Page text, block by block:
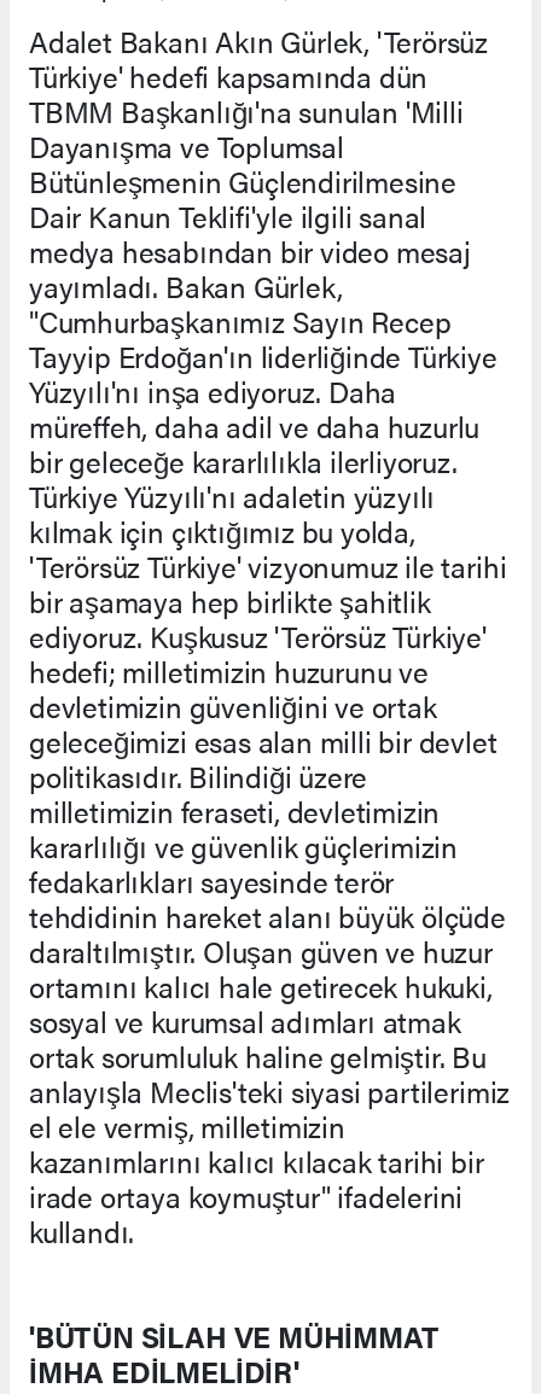
Adalet Bakanı Akın Gürlek, 'Terörsüz
Türkiye' hedefi kapsamında dün
TBMM Başkanlığı'na sunulan 'Milli
Dayanışma ve Toplumsal
Bütünleşmenin Güçlendirilmesine
Dair Kanun Teklifi'yle ilgili sanal
medya hesabından bir video mesaj
yayımladı. Bakan Gürlek,
"Cumhurbaşkanımız Sayın Recep
Tayyip Erdoğan'ın liderliğinde Türkiye
Yüzyılı'nı inşa ediyoruz. Daha
müreffeh, daha adil ve daha huzurlu
bir geleceğe kararlılıkla ilerliyoruz.
Türkiye Yüzyılı'nı adaletin yüzyılı
kılmak için çıktığımız bu yolda,
'Terörsüz Türkiye' vizyonumuz ile tarihi
bir aşamaya hep birlikte şahitlik
ediyoruz. Kuşkusuz 'Terörsüz Türkiye'
hedefi; milletimizin huzurunu ve
devletimizin güvenliğini ve ortak
geleceğimizi esas alan milli bir devlet
politikasıdır. Bilindiği üzere
milletimizin feraseti, devletimizin
kararlılığı ve güvenlik güçlerimizin
fedakarlıkları sayesinde terör
tehdidinin hareket alanı büyük ölçüde
daraltılmıştır. Oluşan güven ve huzur
ortamını kalıcı hale getirecek hukuki,
sosyal ve kurumsal adımları atmak
ortak sorumluluk haline gelmiştir. Bu
anlayışla Meclis'teki siyasi partilerimiz
el ele vermiş, milletimizin
kazanımlarını kalıcı kılacak tarihi bir
irade ortaya koymuştur" ifadelerini
kullandı.
'BÜTÜN SİLAH VE MÜHİMMAT
İMHA EDİLMELİDİR'